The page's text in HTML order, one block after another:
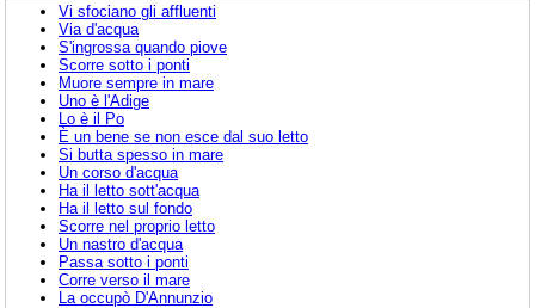
Vi sfociano gli affluenti
Via d'acqua
S'ingrossa quando piove
Scorre sotto i ponti
Muore sempre in mare
Uno è l'Adige
Lo è il Po
È un bene se non esce dal suo letto
Si butta spesso in mare
Un corso d'acqua
Ha il letto sott'acqua
Ha il letto sul fondo
Scorre nel proprio letto
Un nastro d'acqua
Passa sotto i ponti
Corre verso il mare
La occupò D'Annunzio